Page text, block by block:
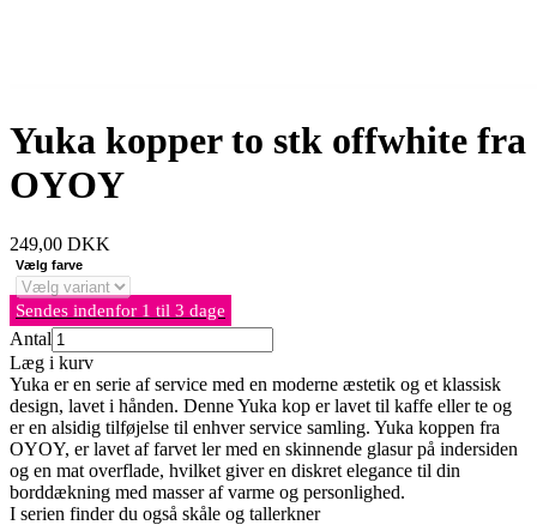
Yuka kopper to stk offwhite fra
OYOY
249,00 DKK
Vælg farve
Sendes indenfor 1 til 3 dage
Antal
Læg i kurv
Yuka er en serie af service med en moderne æstetik og et klassisk
design, lavet i hånden. Denne Yuka kop er lavet til kaffe eller te og
er en alsidig tilføjelse til enhver service samling. Yuka koppen fra
OYOY, er lavet af farvet ler med en skinnende glasur på indersiden
og en mat overflade, hvilket giver en diskret elegance til din
borddækning med masser af varme og personlighed.
I serien finder du også skåle og tallerkner